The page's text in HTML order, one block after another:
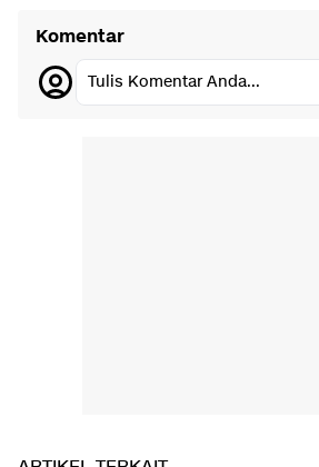
Komentar
Tulis Komentar Anda...